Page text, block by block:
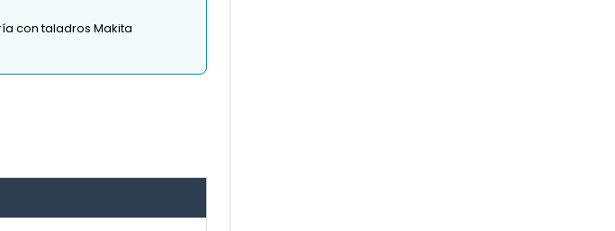
con taladros Makita